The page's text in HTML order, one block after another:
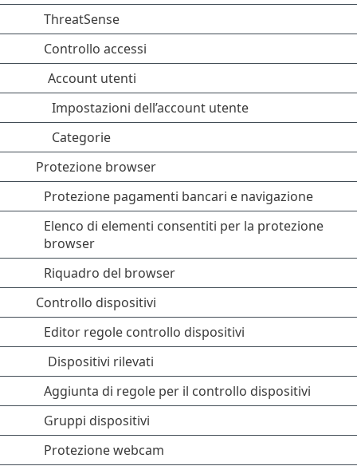
ThreatSense
Controllo accessi
Account utenti
Impostazioni dell’account utente
Categorie
Protezione browser
Protezione pagamenti bancari e navigazione
Elenco di elementi consentiti per la protezione
browser
Riquadro del browser
Controllo dispositivi
Editor regole controllo dispositivi
Dispositivi rilevati
Aggiunta di regole per il controllo dispositivi
Gruppi dispositivi
Protezione webcam